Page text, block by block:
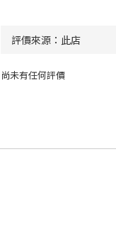
尚未有任何評價